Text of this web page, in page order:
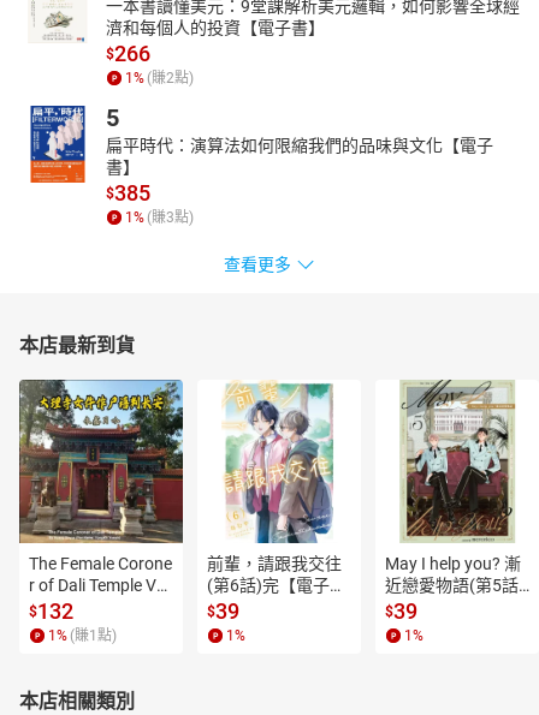
為什麼只是換個圖表呈現，說服力就大增？
南丁格爾不只是護士，更是運用統計學的行家！
．問我財產有多少？我和比爾‧蓋茲的財產平均超過450****億美
元！
**極端的離群值**會讓平均失真，主計處公布勞工平均薪資數
字，就是犯了這種錯，
薪資調查統計要揭露中位數，才知道自己在前段班或是後段
** ．尼可拉斯．凱吉每年演出的電影越多，溺死人數也越多？**
另一項數據顯示，冰淇淋賣得越好、當年泳池溺死人數也越
多。
其實爛片王和冰淇淋與溺斃者並無直接
因果關係。
隨便找1,000位演員演出的電影數量，都能找到與溺死人數變
化有正相關，
只要蒐集夠大量資料，就能找出相關性，但是否有「因果」就很難
說。
這時你要怎麼找因果？統計有解。
統計就是一種歸納，可以用在收視率調查、民意調查、賣場銷
一本書讀懂美元：9堂課解析美元邏輯，如何影響全球經
濟和每個人的投資【電子書】
$266
1 % (賺2點)
5
扁平時代：演算法如何限縮我們的品味與文化【電子
書】
$385
1 % (賺3點)
查看更多
本店最新到貨
The Female Corone
r of Dali Temple Vo
l.6【有聲書】
$132
1 % (賺1 點)
前輩，請跟我交往
(第6話)完【電子
書】
$39
1 %
May I help you? 漸
近戀愛物語(第5話)
【電子書】
$39
1 %
本店相關類別